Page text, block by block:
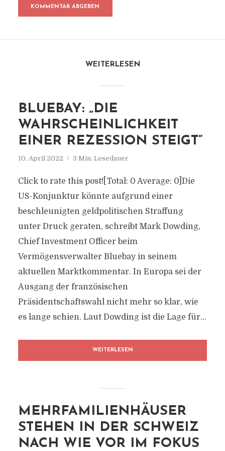
WEITERLESEN
BLUEBAY: „DIE
WAHRSCHEINLICHKEIT
EINER REZESSION STEIGT“
10. April 2022 3 Min. Lesedauer
Click to rate this post![Total: 0 Average: 0]Die
US-Konjunktur könnte aufgrund einer
beschleunigten geldpolitischen Straffung
unter Druck geraten, schreibt Mark Dowding,
Chief Investment Officer beim
Vermögensverwalter Bluebay in seinem
aktuellen Marktkommentar. In Europa sei der
Ausgang der französischen
Präsidentschaftswahl nicht mehr so klar, wie
es lange schien. Laut Dowding ist die Lage für...
WEITERLESEN
MEHRFAMILIENHÄUSER
STEHEN IN DER SCHWEIZ
NACH WIE VOR IM FOKUS